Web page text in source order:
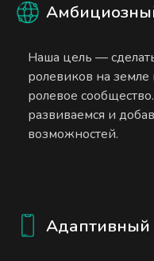
Наша цель —
ролевиков на
ролевое
развиваемся и
возможностей.
Адаптивный